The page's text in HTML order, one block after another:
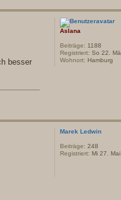
besser
Aslana
Beiträge: 1188
Registriert: So 22.
Wohnort: Hamburg
Marek Ledwin
Beiträge: 248
Registriert: Mi 27.